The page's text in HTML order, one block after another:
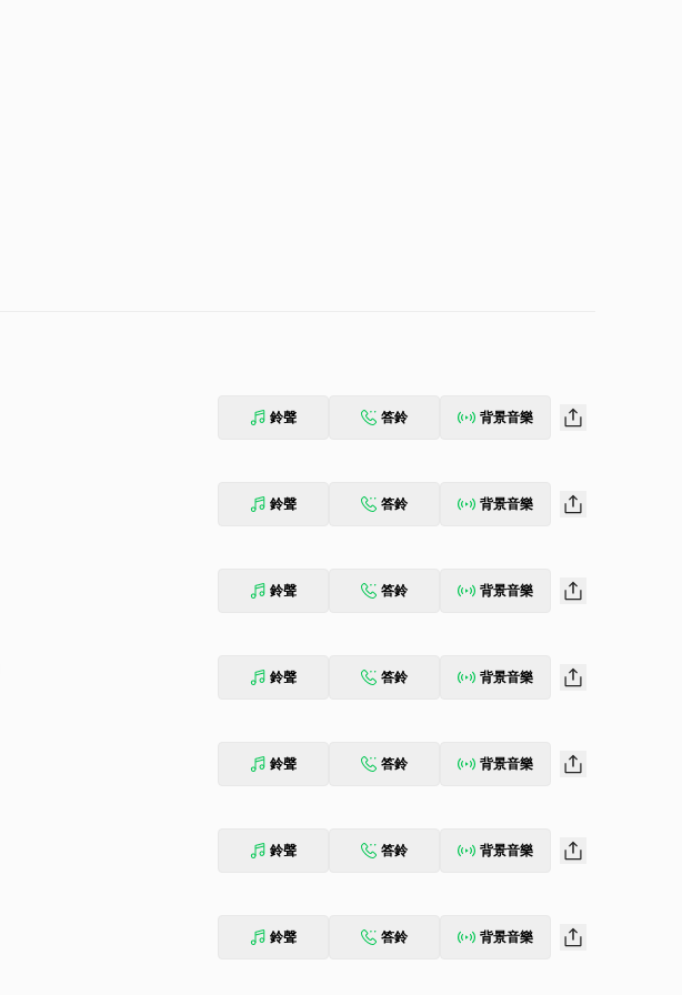
鈴聲 答鈴 背景音樂
鈴聲 答鈴 背景音樂
鈴聲 答鈴 背景音樂
鈴聲 答鈴 背景音樂
鈴聲 答鈴 背景音樂
鈴聲 答鈴 背景音樂
鈴聲 答鈴 背景音樂